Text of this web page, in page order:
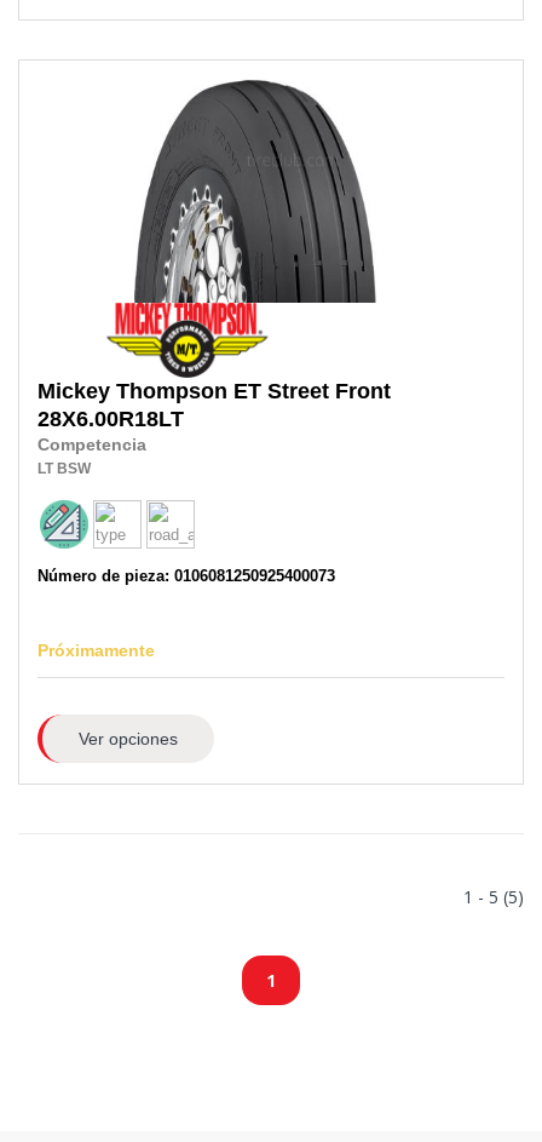
Mickey Thompson ET Street Front
28X6.00R18LT
Competencia
LT BSW
Número de pieza: 0106081250925400073
Próximamente
Ver opciones
1 - 5 (5)
1